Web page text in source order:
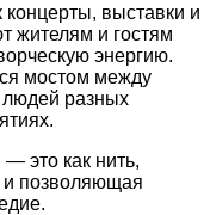
концерты, выставки и
жителям и гостям
энергию.
мостом между
разных
это как нить,
позволяющая